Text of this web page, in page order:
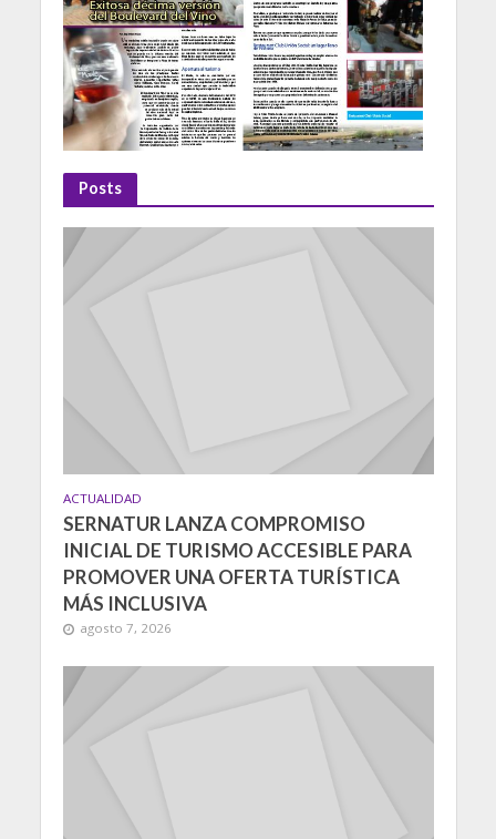
Posts
ACTUALIDAD
SERNATUR LANZA COMPROMISO
INICIAL DE TURISMO ACCESIBLE PARA
PROMOVER UNA OFERTA TURÍSTICA
MÁS INCLUSIVA
agosto 7, 2026